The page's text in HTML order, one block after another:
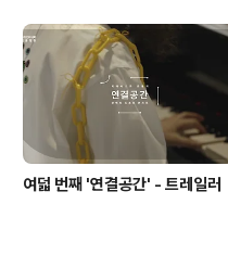
여덟 번째 '연결공간' - 트레일러